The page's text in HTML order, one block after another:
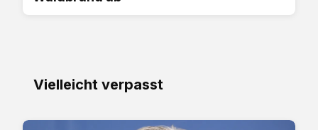
Vielleicht verpasst